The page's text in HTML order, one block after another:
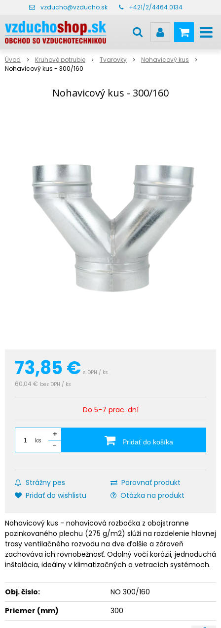
vzducho@vzducho.sk +421/2/4464 0134
Úvod Kruhové potrubie Tvarovky
Nohavicový kus
Nohavicový kus - 300/160
Nohavicový kus - 300/160
73,85€ s DPH / ks
60,04 € bez DPH / ks
Do 5-7 prac. dní
ks
+
-
Pridať do košíka
Strážny pes
Porovnať produkt
Pridať do wishlistu
Otázka na produkt
Nohavicový kus - nohavicová rozbočka z obojstranne
pozinkovaného plechu (275 g/m2) slúži na rozdelenie hlavnej
trasy ventilačného rozvodu na dve ďalšie a zároveň
zachováva ich rovnobežnosť. Odolný voči korózii, jednoduchá
inštalácia, ideálny v klimatizačných a vetracích systémoch.
Obj. čislo:
NO 300/160
Priemer (mm)
300